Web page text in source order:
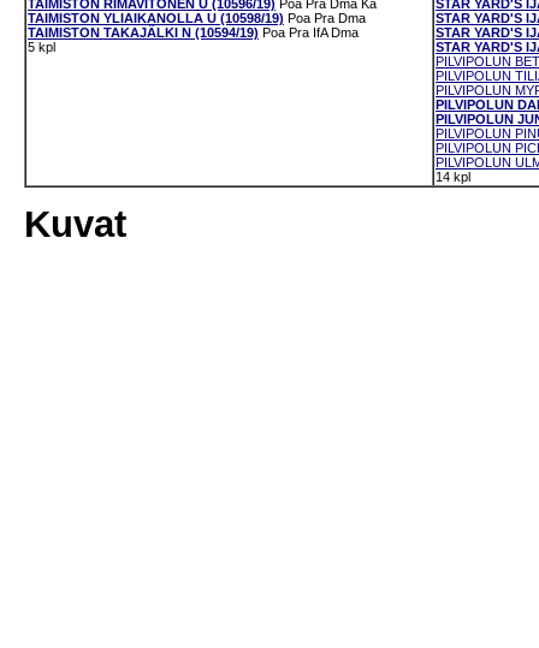
TAIMISTON RIMAVITONEN U (10596/19) Poa Pra Dma Ka
TAIMISTON YLIAIKANOLLA U (10598/19) Poa Pra Dma
TAIMISTON TAKAJÄLKI N (10594/19) Poa Pra IfA Dma
5 kpl
STAR YARD'S
STAR YARD'S
STAR YARD'S
STAR YARD'S
PILVIPOLUN
PILVIPOLUN
PILVIPOLUN
PILVIPOLUN
PILVIPOLUN
PILVIPOLUN
PILVIPOLUN
PILVIPOLUN
14 kpl
Kuvat